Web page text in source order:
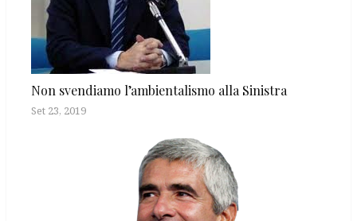
Non svendiamo l’ambientalismo alla Sinistra
Set 23, 2019